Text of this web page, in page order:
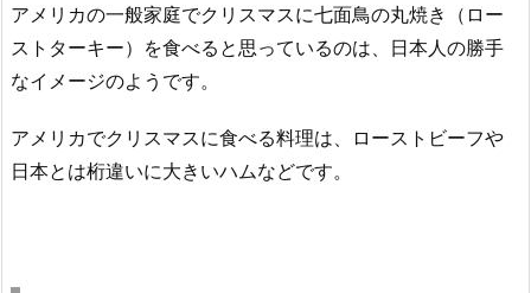
アメリカの一般家庭でクリスマスに七面鳥の丸焼き（ロー
ストターキー）を食べると思っているのは、日本人の勝手
なイメージのようです。
アメリカでクリスマスに食べる料理は、ローストビーフや
日本とは桁違いに大きいハムなどです。